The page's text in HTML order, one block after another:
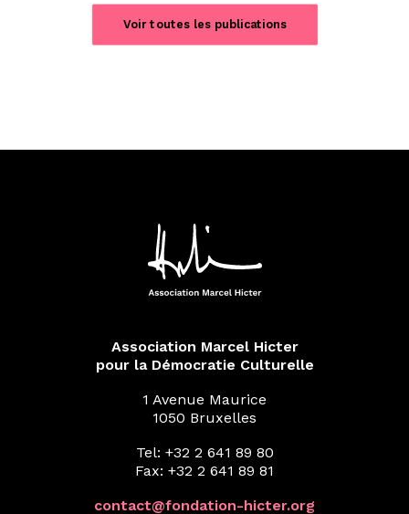
Voir toutes les publications
Association Marcel Hicter
pour la Démocratie Culturelle
1 Avenue Maurice
1050 Bruxelles
Tel: +32 2 641 89 80
Fax: +32 2 641 89 81
contact@fondation-hicter.org